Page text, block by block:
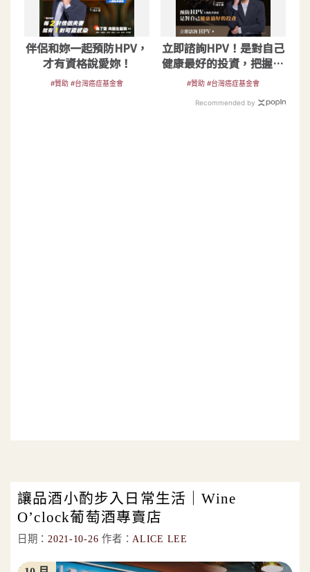
伴侶和妳一起預防HPV，
才有資格說愛妳！
#贊助 #台灣癌症基金會
立即諮詢HPV！是對自己
健康最好的投資，把握現
在不嫌晚！
#贊助 #台灣癌症基金會
Recommended by
讓品酒小酌步入日常生活｜Wine
O’clock葡萄酒專賣店
日期：2021-10-26 作者：ALICE LEE